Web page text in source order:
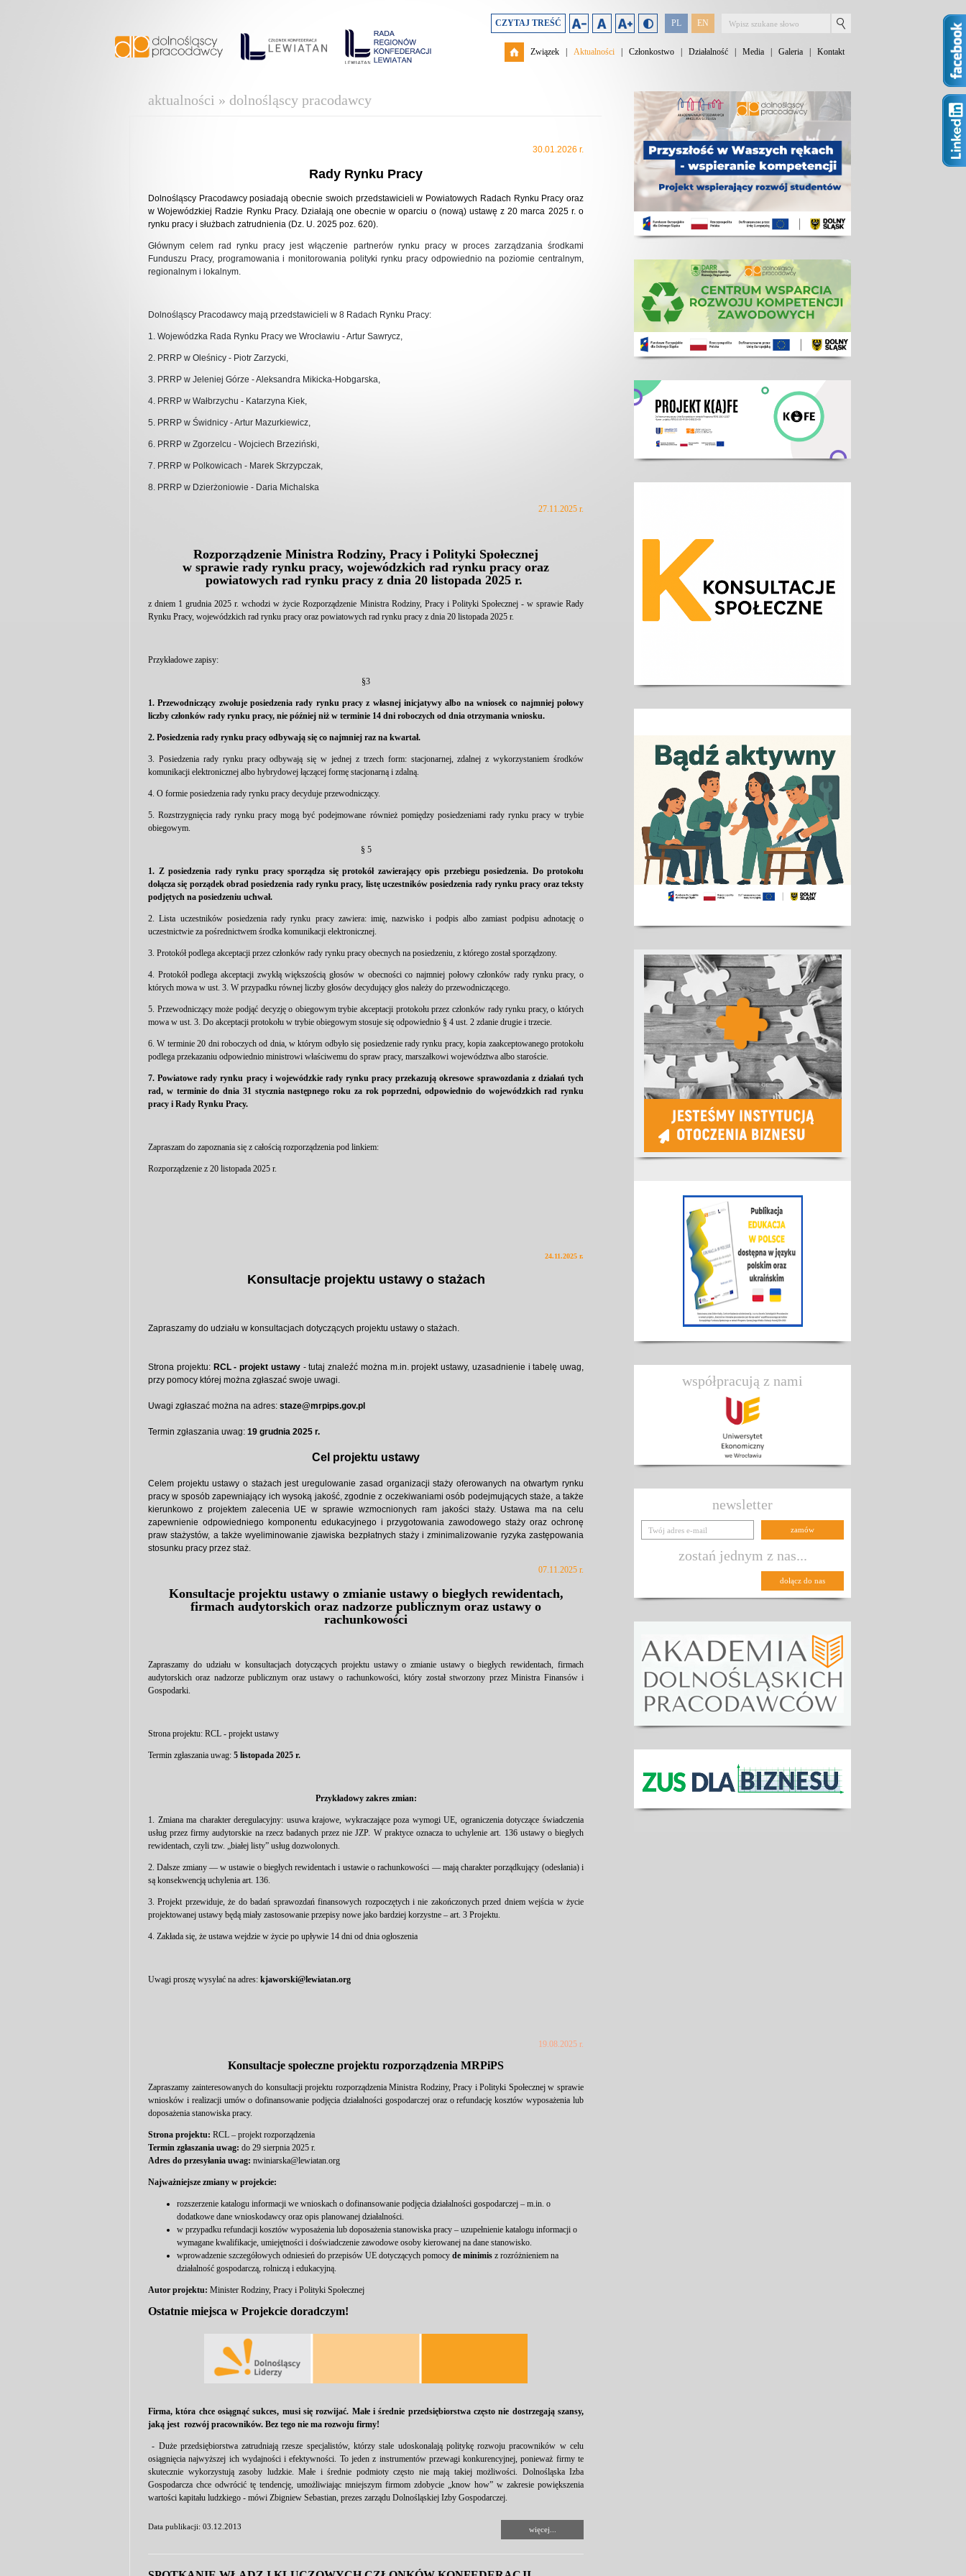
PL EN
CZYTAJ TREŚĆ
Związek Aktualności Członkostwo Działalność Media Galeria Kontakt
aktualności » dolnośląscy pracodawcy
30.01.2026 r.
Rady Rynku Pracy
Dolnośląscy Pracodawcy posiadają obecnie swoich przedstawicieli w Powiatowych Radach Rynku Pracy oraz
w Wojewódzkiej Radzie Rynku Pracy. Działają one obecnie w oparciu o (nową) ustawę z 20 marca 2025 r. o
rynku pracy i służbach zatrudnienia (Dz. U. 2025 poz. 620).
Głównym celem rad rynku pracy jest włączenie partnerów rynku pracy w proces zarządzania środkami
Funduszu Pracy, programowania i monitorowania polityki rynku pracy odpowiednio na poziomie centralnym,
regionalnym i lokalnym.
Dolnośląscy Pracodawcy mają przedstawicieli w 8 Radach Rynku Pracy:
1. Wojewódzka Rada Rynku Pracy we Wrocławiu - Artur Sawrycz,
2. PRRP w Oleśnicy - Piotr Zarzycki,
3. PRRP w Jeleniej Górze - Aleksandra Mikicka-Hobgarska,
4. PRRP w Wałbrzychu - Katarzyna Kiek,
5. PRRP w Świdnicy - Artur Mazurkiewicz,
6. PRRP w Zgorzelcu - Wojciech Brzeziński,
7. PRRP w Polkowicach - Marek Skrzypczak,
8. PRRP w Dzierżoniowie - Daria Michalska
27.11.2025 r.
Rozporządzenie Ministra Rodziny, Pracy i Polityki Społecznej
w sprawie rady rynku pracy, wojewódzkich rad rynku pracy oraz
powiatowych rad rynku pracy z dnia 20 listopada 2025 r.
z dniem 1 grudnia 2025 r. wchodzi w życie Rozporządzenie Ministra Rodziny, Pracy i Polityki Społecznej - w sprawie Rady
Rynku Pracy, wojewódzkich rad rynku pracy oraz powiatowych rad rynku pracy z dnia 20 listopada 2025 r.
Przykładowe zapisy:
§3
1. Przewodniczący zwołuje posiedzenia rady rynku pracy z własnej inicjatywy albo na wniosek co najmniej połowy
liczby członków rady rynku pracy, nie później niż w terminie 14 dni roboczych od dnia otrzymania wniosku.
2. Posiedzenia rady rynku pracy odbywają się co najmniej raz na kwartał.
3. Posiedzenia rady rynku pracy odbywają się w jednej z trzech form: stacjonarnej, zdalnej z wykorzystaniem środków
komunikacji elektronicznej albo hybrydowej łączącej formę stacjonarną i zdalną.
4. O formie posiedzenia rady rynku pracy decyduje przewodniczący.
5. Rozstrzygnięcia rady rynku pracy mogą być podejmowane również pomiędzy posiedzeniami rady rynku pracy w trybie
obiegowym.
§ 5
1. Z posiedzenia rady rynku pracy sporządza się protokół zawierający opis przebiegu posiedzenia. Do protokołu
dołącza się porządek obrad posiedzenia rady rynku pracy, listę uczestników posiedzenia rady rynku pracy oraz teksty
podjętych na posiedzeniu uchwał.
2. Lista uczestników posiedzenia rady rynku pracy zawiera: imię, nazwisko i podpis albo zamiast podpisu adnotację o
uczestnictwie za pośrednictwem środka komunikacji elektronicznej.
3. Protokół podlega akceptacji przez członków rady rynku pracy obecnych na posiedzeniu, z którego został sporządzony.
4. Protokół podlega akceptacji zwykłą większością głosów w obecności co najmniej połowy członków rady rynku pracy, o
których mowa w ust. 3. W przypadku równej liczby głosów decydujący głos należy do przewodniczącego.
5. Przewodniczący może podjąć decyzję o obiegowym trybie akceptacji protokołu przez członków rady rynku pracy, o których
mowa w ust. 3. Do akceptacji protokołu w trybie obiegowym stosuje się odpowiednio § 4 ust. 2 zdanie drugie i trzecie.
6. W terminie 20 dni roboczych od dnia, w którym odbyło się posiedzenie rady rynku pracy, kopia zaakceptowanego protokołu
podlega przekazaniu odpowiednio ministrowi właściwemu do spraw pracy, marszałkowi województwa albo staroście.
7. Powiatowe rady rynku pracy i wojewódzkie rady rynku pracy przekazują okresowe sprawozdania z działań tych
rad, w terminie do dnia 31 stycznia następnego roku za rok poprzedni, odpowiednio do wojewódzkich rad rynku
pracy i Rady Rynku Pracy.
Zapraszam do zapoznania się z całością rozporządzenia pod linkiem:
Rozporządzenie z 20 listopada 2025 r.
24.11.2025 r.
Konsultacje projektu ustawy o stażach
Zapraszamy do udziału w konsultacjach dotyczących projektu ustawy o stażach.
Strona projektu: RCL - projekt ustawy- tutaj znaleźć można m.in. projekt ustawy, uzasadnienie i tabelę uwag,
przy pomocy której można zgłaszać swoje uwagi.
Uwagi zgłaszać można na adres: staze@mrpips.gov.pl
Termin zgłaszania uwag: 19 grudnia 2025 r.
Cel projektu ustawy
Celem projektu ustawy o stażach jest uregulowanie zasad organizacji staży oferowanych na otwartym rynku
pracy w sposób zapewniający ich wysoką jakość, zgodnie z oczekiwaniami osób podejmujących staże, a także
kierunkowo z projektem zalecenia UE w sprawie wzmocnionych ram jakości staży. Ustawa ma na celu
zapewnienie odpowiedniego komponentu edukacyjnego i przygotowania zawodowego staży oraz ochronę
praw stażystów, a także wyeliminowanie zjawiska bezpłatnych staży i zminimalizowanie ryzyka zastępowania
stosunku pracy przez staż.
07.11.2025 r.
Konsultacje projektu ustawy o zmianie ustawy o biegłych rewidentach,
firmach audytorskich oraz nadzorze publicznym oraz ustawy o
rachunkowości
Zapraszamy do udziału w konsultacjach dotyczących projektu ustawy o zmianie ustawy o biegłych rewidentach, firmach
audytorskich oraz nadzorze publicznym oraz ustawy o rachunkowości, który został stworzony przez Ministra Finansów i
Gospodarki.
Strona projektu: RCL - projekt ustawy
Termin zgłaszania uwag: 5 listopada 2025 r.
Przykładowy zakres zmian:
1. Zmiana ma charakter deregulacyjny: usuwa krajowe, wykraczające poza wymogi UE, ograniczenia dotyczące świadczenia
usług przez firmy audytorskie na rzecz badanych przez nie JZP. W praktyce oznacza to uchylenie art. 136 ustawy o biegłych
rewidentach, czyli tzw. „białej listy” usług dozwolonych.
2. Dalsze zmiany — w ustawie o biegłych rewidentach i ustawie o rachunkowości — mają charakter porządkujący (odesłania) i
są konsekwencją uchylenia art. 136.
3. Projekt przewiduje, że do badań sprawozdań finansowych rozpoczętych i nie zakończonych przed dniem wejścia w życie
projektowanej ustawy będą miały zastosowanie przepisy nowe jako bardziej korzystne – art. 3 Projektu.
4. Zakłada się, że ustawa wejdzie w życie po upływie 14 dni od dnia ogłoszenia
Uwagi proszę wysyłać na adres: kjaworski@lewiatan.org
19.08.2025 r.
Konsultacje społeczne projektu rozporządzenia MRPiPS
Zapraszamy zainteresowanych do konsultacji projektu rozporządzenia Ministra Rodziny, Pracy i Polityki Społecznej w sprawie
wniosków i realizacji umów o dofinansowanie podjęcia działalności gospodarczej oraz o refundację kosztów wyposażenia lub
doposażenia stanowiska pracy.
Strona projektu: RCL – projekt rozporządzenia
Termin zgłaszania uwag: do 29 sierpnia 2025 r.
Adres do przesyłania uwag: nwiniarska@lewiatan.org
Najważniejsze zmiany w projekcie:
rozszerzenie katalogu informacji we wnioskach o dofinansowanie podjęcia działalności gospodarczej – m.in. o
dodatkowe dane wnioskodawcy oraz opis planowanej działalności.
w przypadku refundacji kosztów wyposażenia lub doposażenia stanowiska pracy – uzupełnienie katalogu informacji o
wymagane kwalifikacje, umiejętności i doświadczenie zawodowe osoby kierowanej na dane stanowisko.
wprowadzenie szczegółowych odniesień do przepisów UE dotyczących pomocy de minimis z rozróżnieniem na
działalność gospodarczą, rolniczą i edukacyjną.
Autor projektu: Minister Rodziny, Pracy i Polityki Społecznej
Ostatnie miejsca w Projekcie doradczym!
Firma, która chce osiągnąć sukces, musi się rozwijać. Małe i średnie przedsiębiorstwa często nie dostrzegają szansy,
jaką jest rozwój pracowników. Bez tego nie ma rozwoju firmy!
- Duże przedsiębiorstwa zatrudniają rzesze specjalistów, którzy stale udoskonalają politykę rozwoju pracowników w celu
osiągnięcia najwyższej ich wydajności i efektywności. To jeden z instrumentów przewagi konkurencyjnej, ponieważ firmy te
skutecznie wykorzystują zasoby ludzkie. Małe i średnie podmioty często nie mają takiej możliwości. Dolnośląska Izba
Gospodarcza chce odwrócić tę tendencję, umożliwiając mniejszym firmom zdobycie „know how” w zakresie powiększenia
wartości kapitału ludzkiego - mówi Zbigniew Sebastian, prezes zarządu Dolnośląskiej Izby Gospodarczej.
Data publikacji: 03.12.2013 więcej...
współpracują z nami
newsletter
zostań jednym z nas...